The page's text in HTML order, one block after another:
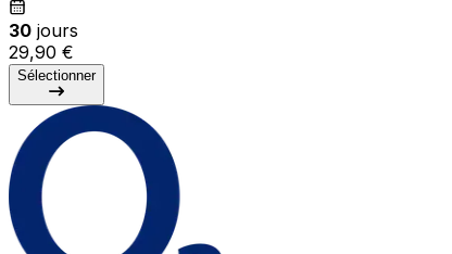
30 jours
29,90 €
Sélectionner